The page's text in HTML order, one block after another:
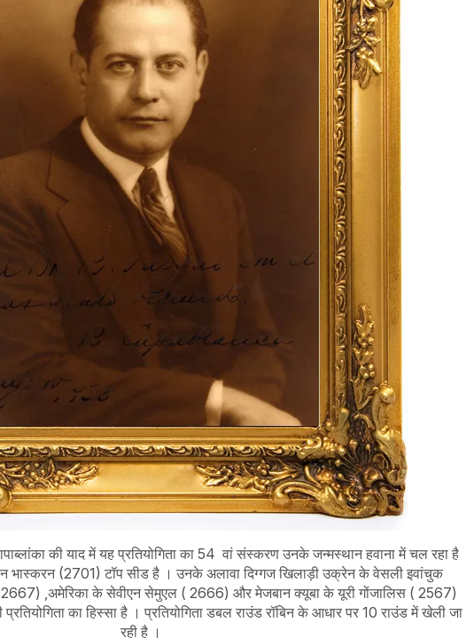
की याद में यह प्रतियोगिता का 54 वां संस्करण उनके जन्मस्थान हवाना में चल रहा है
भास्करन (2701) टॉप सीड है । उनके अलावा दिग्गज खिलाड़ी उक्रेन के वेसली इवांचुक
,अमेरिका के सेवीएन सेमुएल ( 2666) और मेजबान क्यूबा के यूरी गोंजालिस ( 2567)
का हिस्सा है । प्रतियोगिता डबल राउंड रॉबिन के आधार पर 10 राउंड में खेली जा
रही है ।